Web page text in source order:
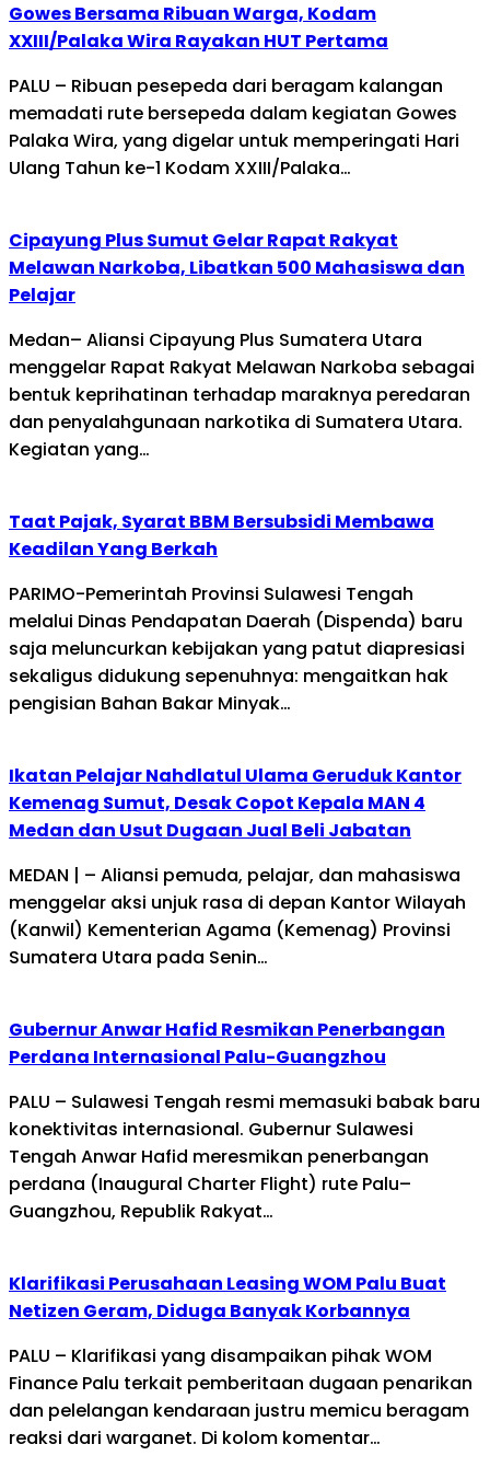
Gowes Bersama Ribuan Warga, Kodam
XXIII/Palaka Wira Rayakan HUT Pertama
PALU – Ribuan pesepeda dari beragam kalangan
memadati rute bersepeda dalam kegiatan Gowes
Palaka Wira, yang digelar untuk memperingati Hari
Ulang Tahun ke-1 Kodam XXIII/Palaka…
Cipayung Plus Sumut Gelar Rapat Rakyat
Melawan Narkoba, Libatkan 500 Mahasiswa dan
Pelajar
Medan– Aliansi Cipayung Plus Sumatera Utara
menggelar Rapat Rakyat Melawan Narkoba sebagai
bentuk keprihatinan terhadap maraknya peredaran
dan penyalahgunaan narkotika di Sumatera Utara.
Kegiatan yang…
Taat Pajak, Syarat BBM Bersubsidi Membawa
Keadilan Yang Berkah
PARIMO-Pemerintah Provinsi Sulawesi Tengah
melalui Dinas Pendapatan Daerah (Dispenda) baru
saja meluncurkan kebijakan yang patut diapresiasi
sekaligus didukung sepenuhnya: mengaitkan hak
pengisian Bahan Bakar Minyak…
Ikatan Pelajar Nahdlatul Ulama Geruduk Kantor
Kemenag Sumut, Desak Copot Kepala MAN 4
Medan dan Usut Dugaan Jual Beli Jabatan
MEDAN | – Aliansi pemuda, pelajar, dan mahasiswa
menggelar aksi unjuk rasa di depan Kantor Wilayah
(Kanwil) Kementerian Agama (Kemenag) Provinsi
Sumatera Utara pada Senin…
Gubernur Anwar Hafid Resmikan Penerbangan
Perdana Internasional Palu-Guangzhou
PALU – Sulawesi Tengah resmi memasuki babak baru
konektivitas internasional. Gubernur Sulawesi
Tengah Anwar Hafid meresmikan penerbangan
perdana (Inaugural Charter Flight) rute Palu–
Guangzhou, Republik Rakyat…
Klarifikasi Perusahaan Leasing WOM Palu Buat
Netizen Geram, Diduga Banyak Korbannya
PALU – Klarifikasi yang disampaikan pihak WOM
Finance Palu terkait pemberitaan dugaan penarikan
dan pelelangan kendaraan justru memicu beragam
reaksi dari warganet. Di kolom komentar…